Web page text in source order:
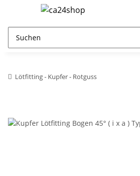
Lötfitting - Kupfer - Rotguss